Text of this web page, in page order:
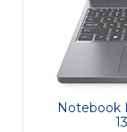
Notebook